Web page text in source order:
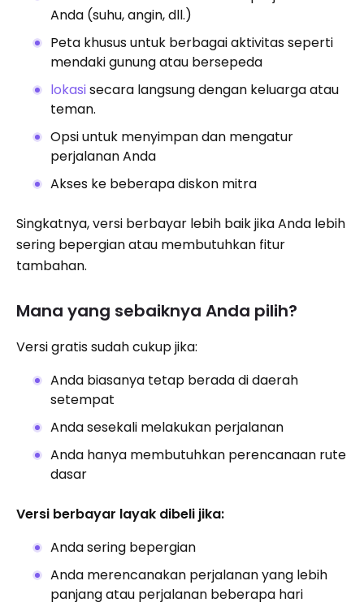
Anda (suhu, angin, dll.)
Peta khusus untuk berbagai aktivitas seperti
mendaki gunung atau bersepeda
lokasisecara langsung dengan keluarga atau
teman.
Opsi untuk menyimpan dan mengatur
perjalanan Anda
Akses ke beberapa diskon mitra
Singkatnya, versi berbayar lebih baik jika Anda lebih
sering bepergian atau membutuhkan fitur
tambahan.
Mana yang sebaiknya Anda pilih?
Versi gratis sudah cukup jika:
Anda biasanya tetap berada di daerah
setempat
Anda sesekali melakukan perjalanan
Anda hanya membutuhkan perencanaan rute
dasar
Versi berbayar layak dibeli jika:
Anda sering bepergian
Anda merencanakan perjalanan yang lebih
panjang atau perjalanan beberapa hari